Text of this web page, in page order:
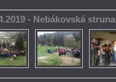
- Nebákovská struna